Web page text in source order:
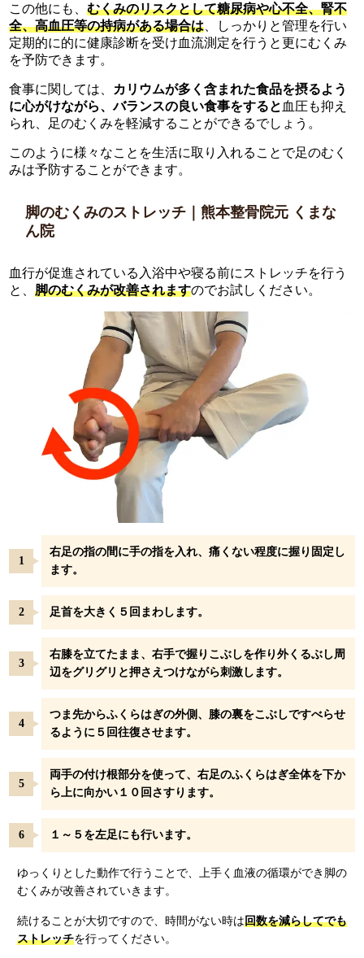
この他にも、 むくみのリスクとして糖尿病や心不全、腎不
全、高血圧等の持病がある場合は 、しっかりと管理を行い
定期的に的に健康診断を受け血流測定を行うと更にむくみ
を予防できます。
食事に関しては、
カリウムが多く含まれた食品を摂るよう
に心がけながら、バランスの良い食事をすると 血圧も抑え
られ、足のむくみを軽減することができるでしょう。
このように様々なことを生活に取り入れることで足のむく
みは予防することができます。
脚のむくみのストレッチ｜熊本整骨院元 くまな
ん院
血行が促進されている入浴中や寝る前にストレッチを行う
と、 脚のむくみが改善されますのでお試しください。
右足の指の間に手の指を入れ、痛くない程度に握り固定し
ます。
足首を大きく５回まわします。
右膝を立てたまま、右手で握りこぶしを作り外くるぶし周
辺をグリグリと押さえつけながら刺激します。
つま先からふくらはぎの外側、膝の裏をこぶしですべらせ
るように５回往復させます。
両手の付け根部分を使って、右足のふくらはぎ全体を下か
ら上に向かい１０回さすります。
１～５を左足にも行います。
ゆっくりとした動作で行うことで、上手く血液の循環ができ脚の
むくみが改善されていきます。
続けることが大切ですので、時間がない時は回数を減らしてでも
ストレッチを行ってください。